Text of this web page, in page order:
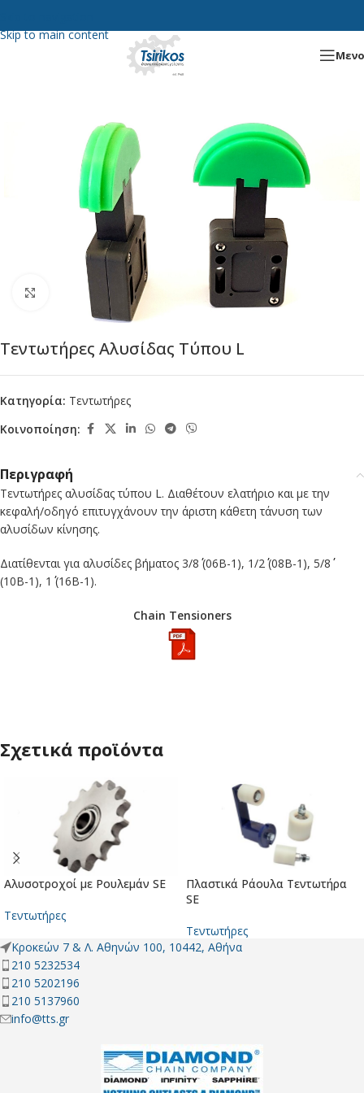
Skip to main content
Μεγέθυνση
Τεντωτήρες Αλυσίδας Τύπου L
Κατηγορία: Τεντωτήρες
Κοινοποίηση:
Περιγραφή
Τεντωτήρες αλυσίδας τύπου L. Διαθέτουν ελατήριο και με την
κεφαλή/οδηγό επιτυγχάνουν την άριστη κάθετη τάνυση των
αλυσίδων κίνησης.
Διατίθενται για αλυσίδες βήματος 3/8΄΄ (06Β-1), 1/2΄΄ (08Β-1), 5/8΄΄
(10Β-1), 1΄΄ (16Β-1).
Chain Tensioners
Σχετικά προϊόντα
Αλυσοτροχοί με Ρουλεμάν SE
Τεντωτήρες
Πλαστικά Ράουλα Τεντωτήρα
SE
Τεντωτήρες
Κροκεών 7 & Λ. Αθηνών 100, 10442, Αθήνα
210 5232534
210 5202196
210 5137960
info@tts.gr